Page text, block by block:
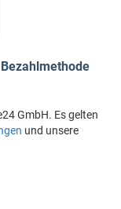
GmbH. Es gelten
und unsere